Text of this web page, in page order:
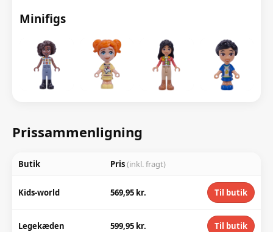
Minifigs
Prissammenligning
Butik Pris(inkl. fragt)
Kids-world 569,95 kr. Til butik
Legekæden 599,95 kr. Til butik